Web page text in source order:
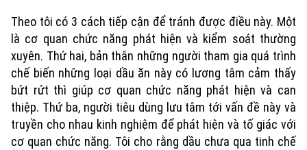
Theo tôi có 3 cách tiếp cận để tránh được điều này. Một
là cơ quan chức năng phát hiện và kiểm soát thường
xuyên. Thứ hai, bản thân những người tham gia quá trình
chế biến những loại dầu ăn này có lương tâm cảm thấy
bứt rứt thì giúp cơ quan chức năng phát hiện và can
thiệp. Thứ ba, người tiêu dùng lưu tâm tới vấn đề này và
truyền cho nhau kinh nghiệm để phát hiện và tố giác với
cơ quan chức năng. Tôi cho rằng dầu chưa qua tinh chế